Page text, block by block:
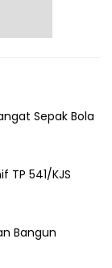
Sepak Bola
TP 541/KJS
Bangun